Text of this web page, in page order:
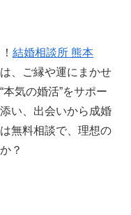
結婚相談所 熊本
、ご縁や運にまかせ
気の婚活”をサポー
い、出会いから成婚
無料相談で、理想の
？